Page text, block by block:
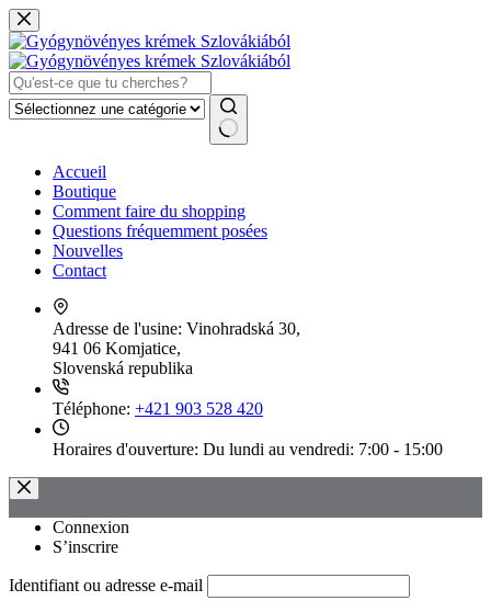
Passer
au
contenu
résultatAccueil
Boutique
Comment faire du shopping
Questions fréquemment posées
Nouvelles
Contact
Adresse de l'usine: Vinohradská 30,
941 06 Komjatice,
Slovenská republika
Téléphone: +421 903 528 420
Horaires d'ouverture: Du lundi au vendredi: 7:00 - 15:00
Connexion
S’inscrire
Identifiant ou adresse e-mail